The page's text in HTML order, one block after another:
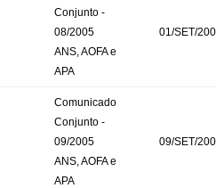
Conjunto -
08/2005
ANS, AOFA e
APA
01/SET/
Comunicado
Conjunto -
09/2005
ANS, AOFA e
APA
09/SET/